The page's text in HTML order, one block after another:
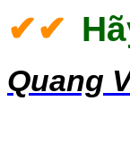
✔✔
Quang